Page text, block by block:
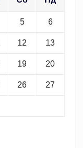
5 6
12 13
19 20
26 27